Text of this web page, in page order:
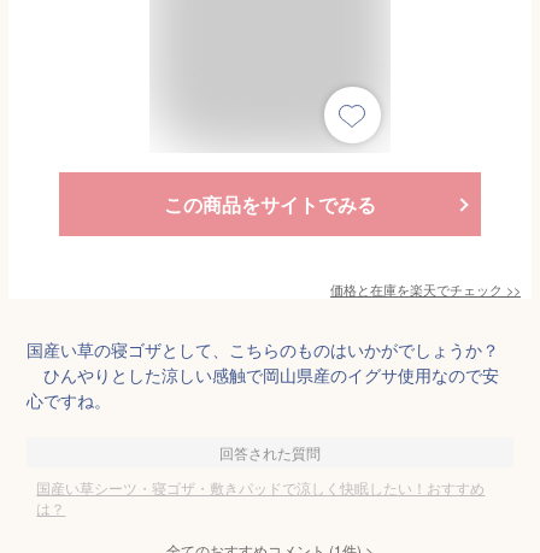
この商品をサイトでみる
価格と在庫を楽天でチェック >>
国産い草の寝ゴザとして、こちらのものはいかがでしょうか？
ひんやりとした涼しい感触で岡山県産のイグサ使用なので安
心ですね。
回答された質問
国産い草シーツ・寝ゴザ・敷きパッドで涼しく快眠したい！おすすめ
は？